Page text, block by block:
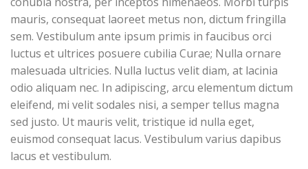
mauris, consequat laoreet metus non, dictum fringilla
sem. Vestibulum ante ipsum primis in faucibus orci
luctus et ultrices posuere cubilia Curae; Nulla ornare
malesuada ultricies. Nulla luctus velit diam, at lacinia
odio aliquam nec. In adipiscing, arcu elementum dictum
eleifend, mi velit sodales nisi, a semper tellus magna
sed justo. Ut mauris velit, tristique id nulla eget,
euismod consequat lacus. Vestibulum varius dapibus
lacus et vestibulum.